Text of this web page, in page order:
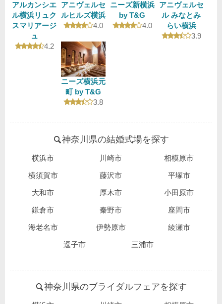
アルカンシエ
ル横浜リュク
スマリアージ
ュ
口コミ評価
4.2
アニヴェルセ
ルヒルズ横浜
口コミ評価
4.0
ニーズ新横浜
by T&G
口コミ評価
4.0
アニヴェルセ
ル みなとみ
らい横浜
口コミ評
3.9
ニーズ横浜元
町 by T&G
口コミ評価
3.8
神奈川県の結婚式場を探す
横浜市 川崎市 相模原市
横須賀市 藤沢市 平塚市
大和市 厚木市 小田原市
鎌倉市 秦野市 座間市
海老名市 伊勢原市 綾瀬市
逗子市 三浦市
神奈川県のブライダルフェアを探す